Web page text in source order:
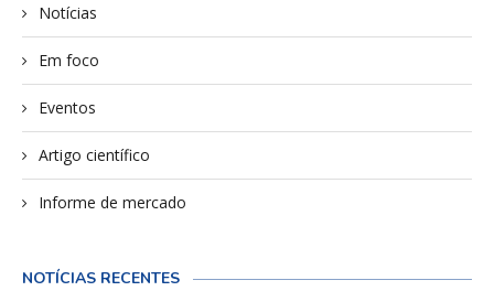
Notícias
Em foco
Eventos
Artigo científico
Informe de mercado
NOTÍCIAS RECENTES